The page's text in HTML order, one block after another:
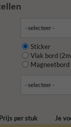
Sticker
Vlak bord
Magneetbord
Prijs per stuk
Je